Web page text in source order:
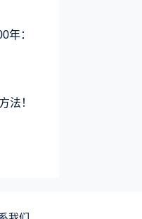
年：
法！